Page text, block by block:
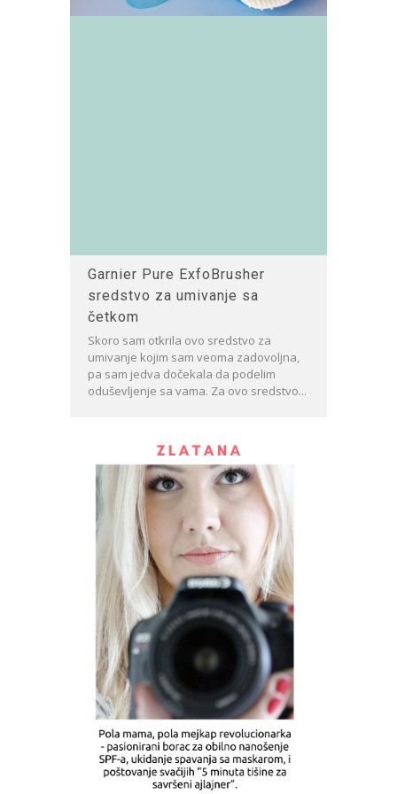
Garnier Pure ExfoBrusher
sredstvo za umivanje sa
četkom
Skoro sam otkrila ovo sredstvo za
umivanje kojim sam veoma zadovoljna,
pa sam jedva dočekala da podelim
oduševljenje sa vama. Za ovo sredstvo...